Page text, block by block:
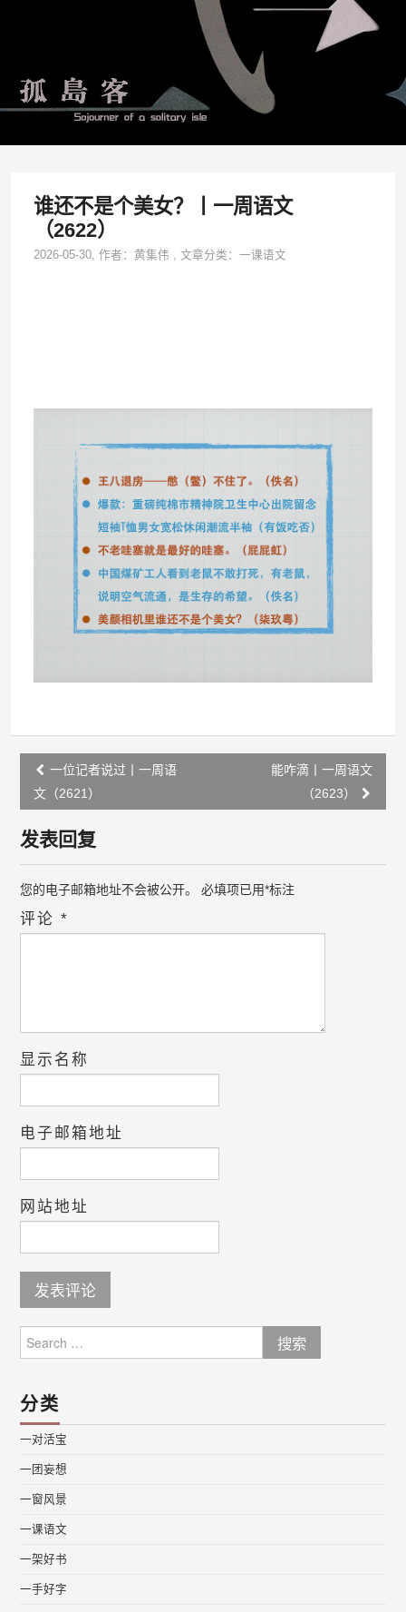
谁还不是个美女？丨一周语文
（2622）
2026-05-30, 作者：黄集伟 ,文章分类：一课语文
Post
navigation
一位记者说过丨一周语
文（2621）
能咋滴丨一周语文
（2623）
发表回复
您的电子邮箱地址不会被公开。 必填项已用*标注
评论*
显示名称
电子邮箱地址
网站地址
Search
for:
分类
一对活宝
一团妄想
一窗风景
一课语文
一架好书
一手好字